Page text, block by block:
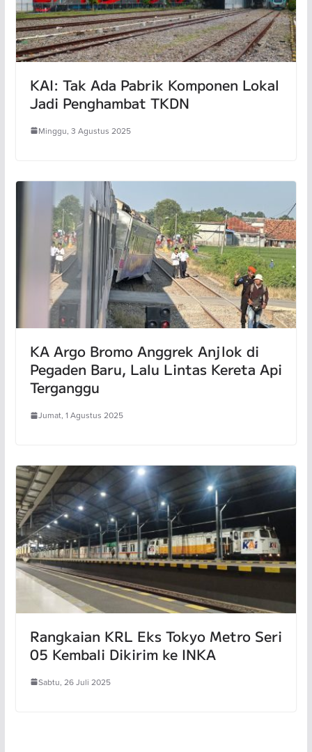
KAI: Tak Ada Pabrik Komponen Lokal
Jadi Penghambat TKDN
Minggu, 3 Agustus 2025
KA Argo Bromo Anggrek Anjlok di
Pegaden Baru, Lalu Lintas Kereta Api
Terganggu
Jumat, 1 Agustus 2025
Rangkaian KRL Eks Tokyo Metro Seri
05 Kembali Dikirim ke INKA
Sabtu, 26 Juli 2025